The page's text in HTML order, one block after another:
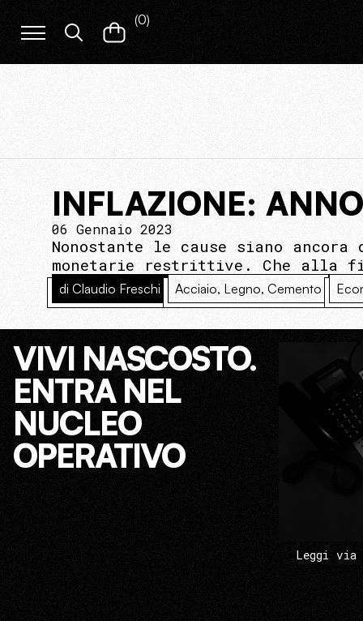
(0)
INFLAZIONE:
06 Gennaio 2023
Nonostante le cause siano
monetarie restrittive. Che alla
di Claudio Freschi Acciaio, Legno, Cemento
VIVI NASCOSTO.
ENTRA NEL
NUCLEO
OPERATIVO
Leggi via